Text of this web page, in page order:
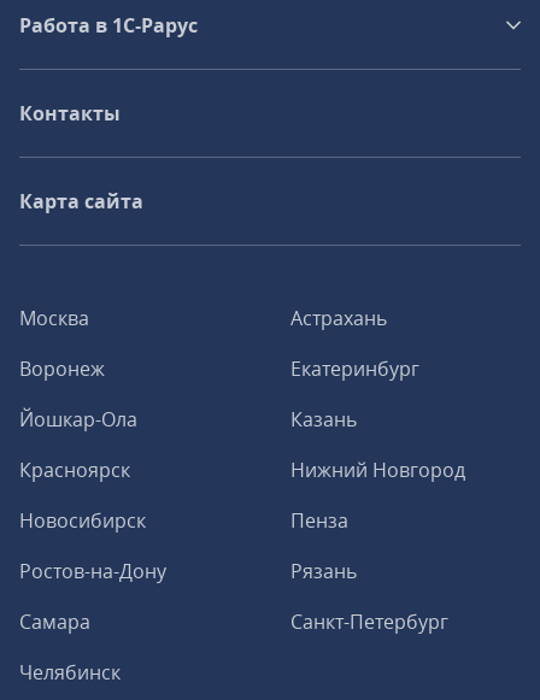
Москва
Астрахань
Воронеж
Екатеринбург
Йошкар-Ола
Казань
Красноярск
Нижний Новгород
Новосибирск
Пенза
Ростов-на-Дону
Рязань
Самара
Санкт-Петербург
Челябинск
Работа в 1С‑Рарус
Контакты
Карта сайта